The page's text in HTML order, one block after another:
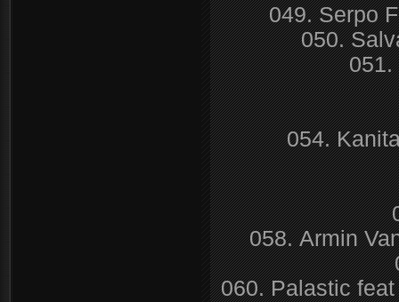
049. Serpo
050.
051.
054.
058. Armin
060. Palastic